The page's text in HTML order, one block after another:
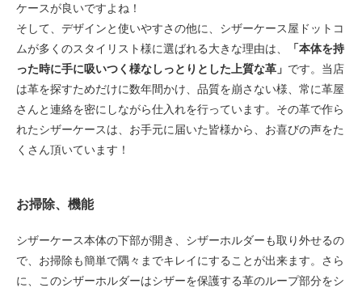
ケースが良いですよね！
そして、デザインと使いやすさの他に、シザーケース屋ドットコ
ムが多くのスタイリスト様に選ばれる大きな理由は、
「本体を持
った時に手に吸いつく様なしっとりとした上質な革」 です。当店
は革を探すためだけに数年間かけ、品質を崩さない様、常に革屋
さんと連絡を密にしながら仕入れを行っています。その革で作ら
れたシザーケースは、お手元に届いた皆様から、お喜びの声をた
くさん頂いています！
お掃除、機能
シザーケース本体の下部が開き、シザーホルダーも取り外せるの
で、お掃除も簡単で隅々までキレイにすることが出来ます。さら
に、このシザーホルダーはシザーを保護する革のループ部分をシ